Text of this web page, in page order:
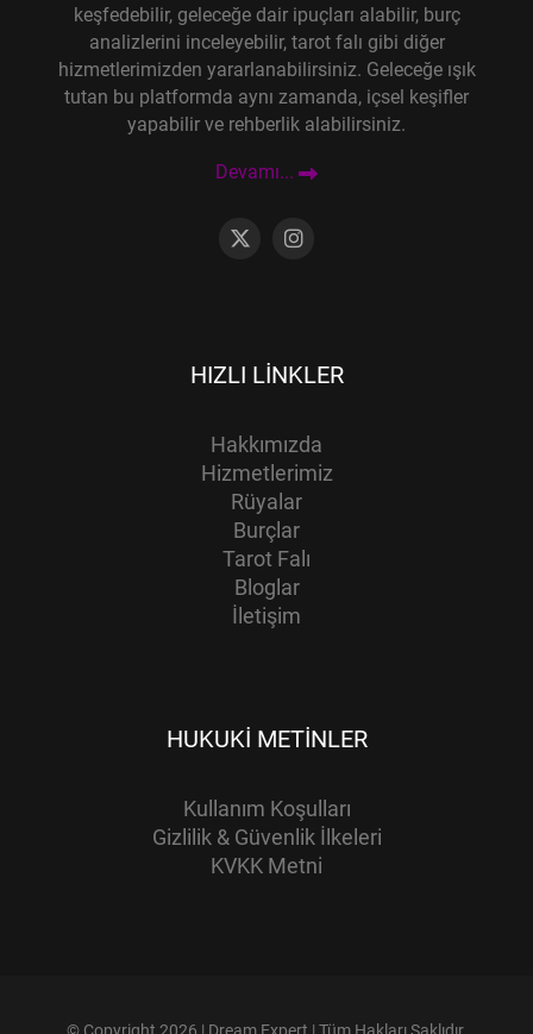
keşfedebilir, geleceğe dair ipuçları alabilir, burç
analizlerini inceleyebilir, tarot falı gibi diğer
hizmetlerimizden yararlanabilirsiniz. Geleceğe ışık
tutan bu platformda aynı zamanda, içsel keşifler
yapabilir ve rehberlik alabilirsiniz.
Devamı...
HIZLI LINKLER
Hakkımızda
Hizmetlerimiz
Rüyalar
Burçlar
Tarot Falı
Bloglar
İletişim
HUKUKI METINLER
Kullanım Koşulları
Gizlilik & Güvenlik İlkeleri
KVKK Metni